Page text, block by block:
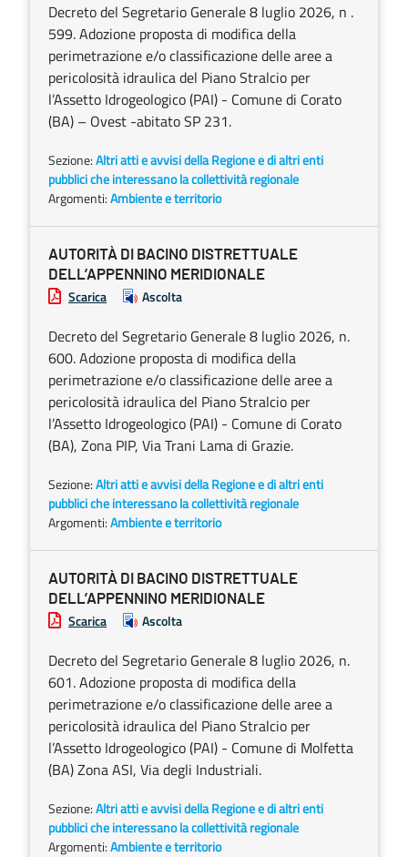
Decreto del Segretario Generale 8 luglio 2026, n .
599. Adozione proposta di modifica della
perimetrazione e/o classificazione delle aree a
pericolosità idraulica del Piano Stralcio per
l’Assetto Idrogeologico (PAI) - Comune di Corato
(BA) – Ovest -abitato SP 231.
Sezione:Altri atti e avvisi della Regione e di altri enti
pubblici che interessano la collettività regionale
Argomenti:Ambiente e territorio
AUTORITÀ DI BACINO DISTRETTUALE
DELL’APPENNINO MERIDIONALE
Scarica Ascolta
Decreto del Segretario Generale 8 luglio 2026, n.
600. Adozione proposta di modifica della
perimetrazione e/o classificazione delle aree a
pericolosità idraulica del Piano Stralcio per
l’Assetto Idrogeologico (PAI) - Comune di Corato
(BA), Zona PIP, Via Trani Lama di Grazie.
Sezione:Altri atti e avvisi della Regione e di altri enti
pubblici che interessano la collettività regionale
Argomenti:Ambiente e territorio
AUTORITÀ DI BACINO DISTRETTUALE
DELL’APPENNINO MERIDIONALE
Scarica Ascolta
Decreto del Segretario Generale 8 luglio 2026, n.
601. Adozione proposta di modifica della
perimetrazione e/o classificazione delle aree a
pericolosità idraulica del Piano Stralcio per
l’Assetto Idrogeologico (PAI) - Comune di Molfetta
(BA) Zona ASI, Via degli Industriali.
Sezione:Altri atti e avvisi della Regione e di altri enti
pubblici che interessano la collettività regionale
Argomenti:Ambiente e territorio